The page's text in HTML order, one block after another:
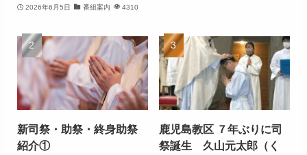
2026年6月5日 番組案内 4310
新司祭・助祭・終身助祭
紹介①
鹿児島教区 ７年ぶりに司
祭誕生 久山元太郎（く